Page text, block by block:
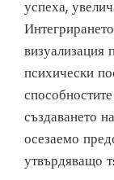
успеха,
визуализация
психически
създаването
осезаемо
утвърдяващо